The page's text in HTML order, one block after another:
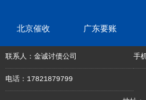
北京催收 广东要账
联系人：金诚讨债公司 手
电话：17821879799